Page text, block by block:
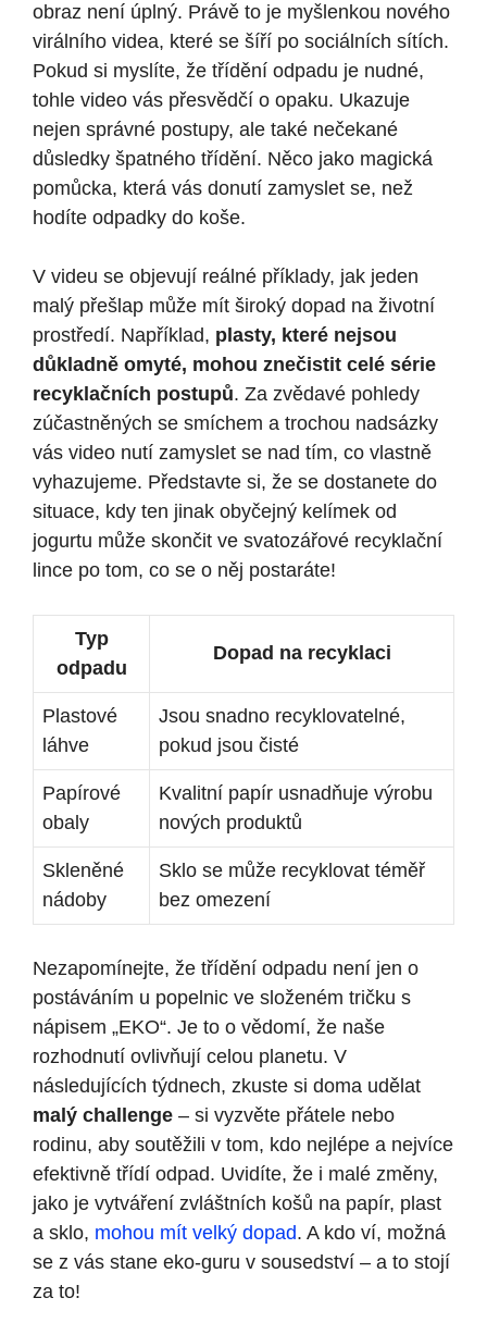
obraz není úplný. Právě to je myšlenkou nového
virálního videa, které se šíří po sociálních sítích.
Pokud si myslíte, že třídění odpadu je nudné,
tohle video vás přesvědčí o opaku. Ukazuje
nejen správné postupy, ale také nečekané
důsledky špatného třídění. Něco jako magická
pomůcka, která vás donutí zamyslet se, než
hodíte odpadky do koše.
V videu se objevují reálné příklady, jak jeden
malý přešlap může mít široký dopad na životní
prostředí. Například, plasty, které nejsou
důkladně omyté, mohou znečistit celé série
recyklačních postupů. Za zvědavé pohledy
zúčastněných se smíchem a trochou nadsázky
vás video nutí zamyslet se nad tím, co vlastně
vyhazujeme. Představte si, že se dostanete do
situace, kdy ten jinak obyčejný kelímek od
jogurtu může skončit ve svatozářové recyklační
lince po tom, co se o něj postaráte!
Typ
odpadu
Dopad na recyklaci
Plastové
láhve
Jsou snadno recyklovatelné,
pokud jsou čisté
Papírové
obaly
Kvalitní papír usnadňuje výrobu
nových produktů
Skleněné
nádoby
Sklo se může recyklovat téměř
bez omezení
Nezapomínejte, že třídění odpadu není jen o
postáváním u popelnic ve složeném tričku s
nápisem „EKO“. Je to o vědomí, že naše
rozhodnutí ovlivňují celou planetu. V
následujících týdnech, zkuste si doma udělat
malý challenge – si vyzvěte přátele nebo
rodinu, aby soutěžili v tom, kdo nejlépe a nejvíce
efektivně třídí odpad. Uvidíte, že i malé změny,
jako je vytváření zvláštních košů na papír, plast
a sklo, mohou mít velký dopad. A kdo ví, možná
se z vás stane eko-guru v sousedství – a to stojí
za to!